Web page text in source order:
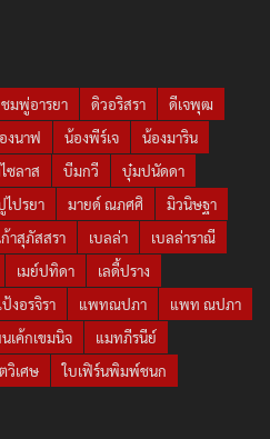
ชมพู่อารยา ดิวอริสรา
ดีเจพุฒ
งนาฟ น้องพีร์เจ
น้องมาริน
ซลาส บีมกวี
บุ๋มปนัดดา
ไปรยา มายด์ ณภศศิ
มิวนิษฐา
ก้าสุภัสสรา เบลล่า
เบลล่าราณี
เมย์ปทิดา
เลดี้ปราง
งอรจิรา แพทณปภา
แพท ณปภา
เค้กเขมนิจ
แมทภีรนีย์
วิเศษ
ใบเฟิร์นพิมพ์ชนก